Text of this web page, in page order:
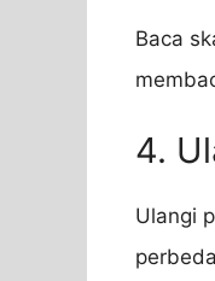
Baca
4.
Ulangi